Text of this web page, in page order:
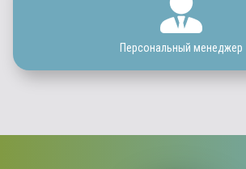
Персональный менеджер